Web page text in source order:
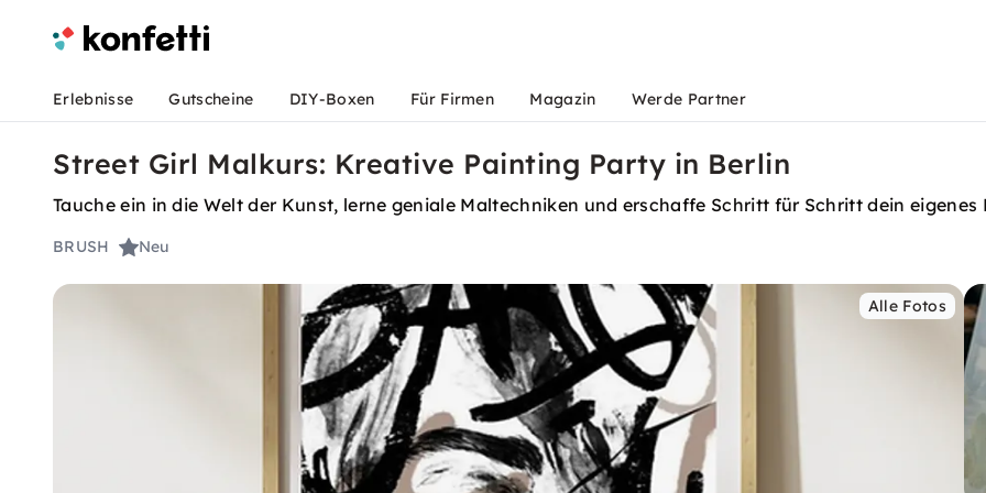
Erlebnisse Gutscheine DIY-Boxen Für Firmen Magazin Werde Partner
Street Girl Malkurs: Kreative Painting Party in Berlin
Tauche ein in die Welt der Kunst, lerne geniale Maltechniken und erschaffe Schritt für Schritt dein
BRUSH Neu
Alle Fotos